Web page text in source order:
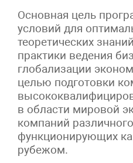
Основная цель
условий для
теоретических
практики ведения
глобализации
целью подготовки
в области мировой
компаний
функционирующих
рубежом.